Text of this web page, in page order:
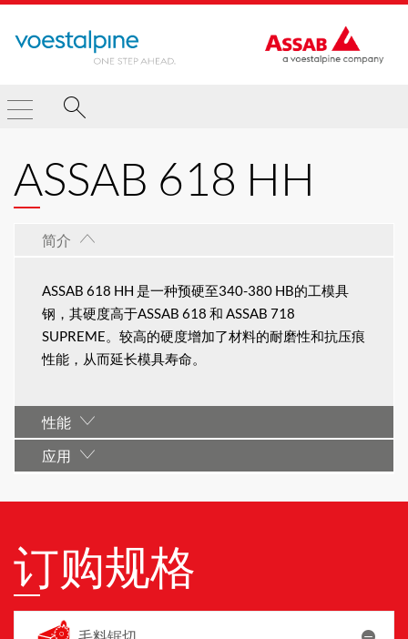
ASSAB 618 HH
简介
ASSAB 618 HH 是一种预硬至340-380 HB的工模具
钢，其硬度高于ASSAB 618 和 ASSAB 718
SUPREME。较高的硬度增加了材料的耐磨性和抗压痕
性能，从而延长模具寿命。
性能
应用
订购规格